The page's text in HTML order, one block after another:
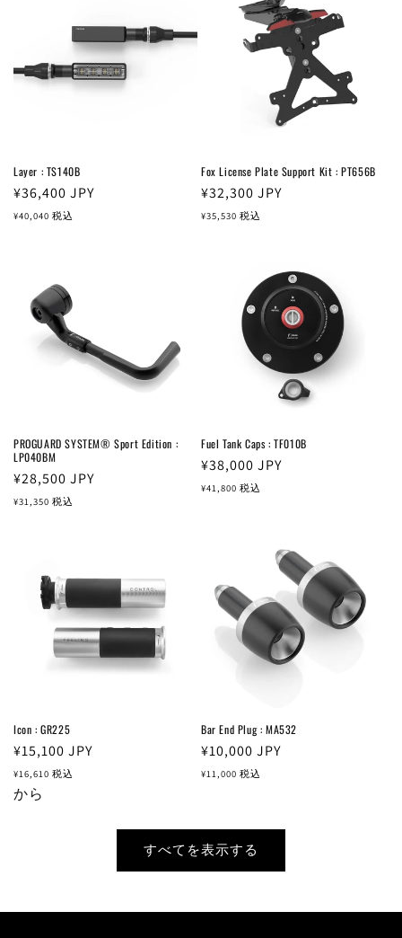
Layer : TS140B
通
常
¥36,400 JPY
¥40,040 税込
Fox License Plate Support Kit : PT656B
通
常
¥32,300 JPY
¥35,530 税込
PROGUARD SYSTEM® Sport Edition :
LP040BM
通
常
¥28,500 JPY
¥31,350 税込
Fuel Tank Caps : TF010B
通
常
¥38,000 JPY
¥41,800 税込
Icon : GR225
通
常
価
¥15,100 JPY
¥16,610 税込
から
Bar End Plug : MA532
通
常
¥10,000 JPY
¥11,000 税込
すべてを表示する